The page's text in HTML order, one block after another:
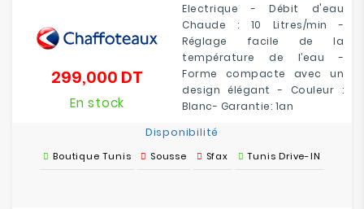
Electrique - Débit d'eau
Chaude : 10 Litres/min -
Réglage facile de la
température de l’eau -
Forme compacte avec un
design élégant - Couleur :
Blanc- Garantie: 1an
299,000 DT
En stock
Disponibilité
Boutique Tunis Sousse Sfax Tunis Drive-IN